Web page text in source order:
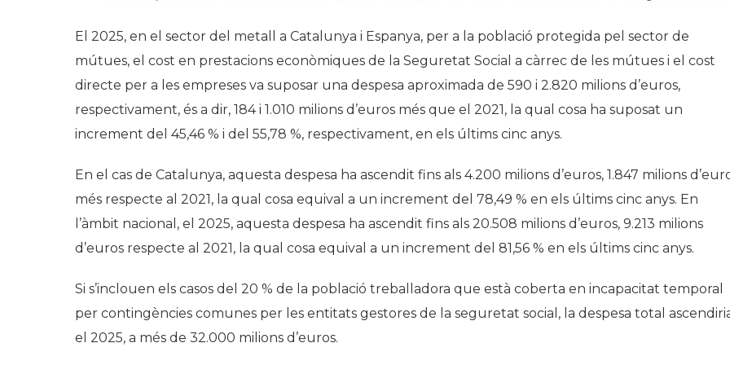
El 2025, en el sector del metall a Catalunya i Espanya, per a la població protegida pel sector de
mútues, el cost en prestacions econòmiques de la Seguretat Social a càrrec de les mútues i el cost
directe per a les empreses va suposar una despesa aproximada de 590 i 2.820 milions d’euros,
respectivament, és a dir, 184 i 1.010 milions d’euros més que el 2021, la qual cosa ha suposat un
increment del 45,46 % i del 55,78 %, respectivament, en els últims cinc anys.
En el cas de Catalunya, aquesta despesa ha ascendit fins als 4.200 milions d’euros, 1.847 milions
més respecte al 2021, la qual cosa equival a un increment del 78,49 % en els últims cinc anys. En
l’àmbit nacional, el 2025, aquesta despesa ha ascendit fins als 20.508 milions d’euros, 9.213 milions
d’euros respecte al 2021, la qual cosa equival a un increment del 81,56 % en els últims cinc anys.
Si s’inclouen els casos del 20 % de la població treballadora que està coberta en incapacitat temporal
per contingències comunes per les entitats gestores de la seguretat social, la despesa total
el 2025, a més de 32.000 milions d’euros.